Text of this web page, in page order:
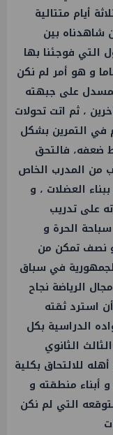
أيام متتالية
شاهدناه بين
التي فوجئنا بها
و هو أمر لم نكن
على جبهته
، ثم اتت تحولات
في التمرين بشكل
ضعفه، فالتحق
من المدرب الخاص
العضلات ، و
على تدريب
الحرة و
و نصف تمكن من
في سباق
الرياضة نجاح
استرد ثقته
الدراسية بكل
الثانوي
للالتحاق بكلية
أبناء منطقته و
التي لم نكن